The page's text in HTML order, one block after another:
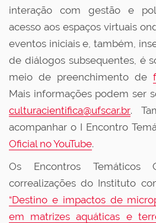
interação com gestão e
acesso aos espaços virtuais
eventos iniciais e, também,
de diálogos subsequentes, é
meio de preenchimento de
Mais informações podem ser
culturacientifica@ufscar.br.
acompanhar o I Encontro
Oficial no YouTube.
Os Encontros Temáticos
correalizações do Instituto
“Destino e impactos de
em matrizes aquáticas e